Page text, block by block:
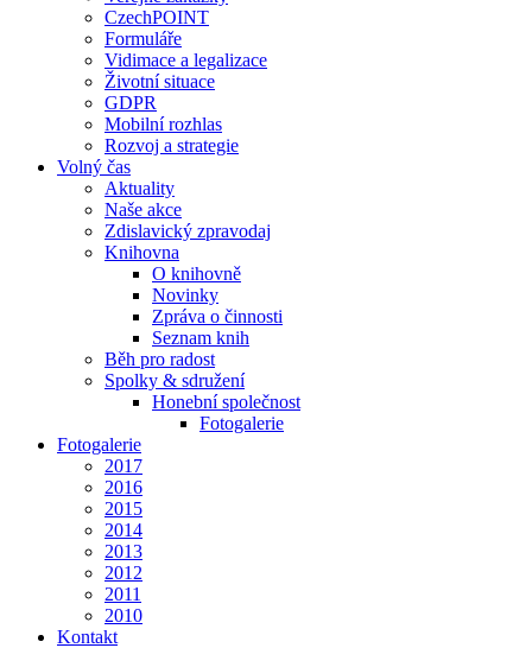
CzechPOINT
Formuláře
Vidimace a legalizace
Životní situace
GDPR
Mobilní rozhlas
Rozvoj a strategie
Volný čas
Aktuality
Naše akce
Zdislavický zpravodaj
Knihovna
O knihovně
Novinky
Zpráva o činnosti
Seznam knih
Běh pro radost
Spolky & sdružení
Honební společnost
Fotogalerie
Fotogalerie
2017
2016
2015
2014
2013
2012
2011
2010
Kontakt